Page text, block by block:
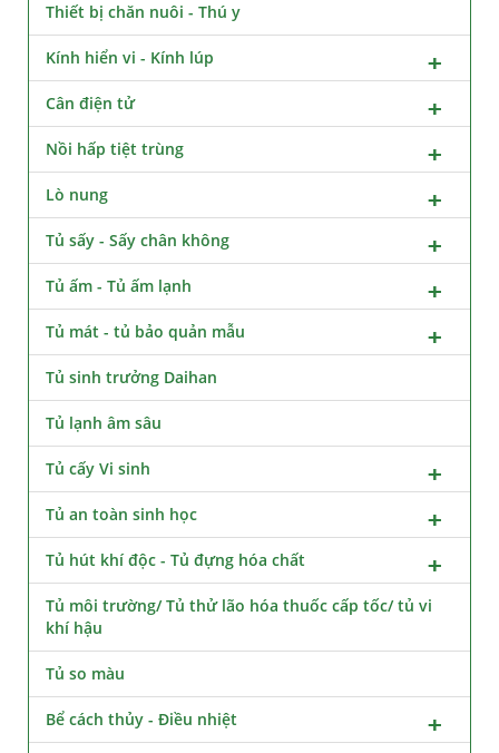
Thiết bị chăn nuôi - Thú y
Kính hiển vi - Kính lúp
Cân điện tử
Nồi hấp tiệt trùng
Lò nung
Tủ sấy - Sấy chân không
Tủ ấm - Tủ ấm lạnh
Tủ mát - tủ bảo quản mẫu
Tủ sinh trưởng Daihan
Tủ lạnh âm sâu
Tủ cấy Vi sinh
Tủ an toàn sinh học
Tủ hút khí độc - Tủ đựng hóa chất
Tủ môi trường/ Tủ thử lão hóa thuốc cấp tốc/ tủ vi
khí hậu
Tủ so màu
Bể cách thủy - Điều nhiệt